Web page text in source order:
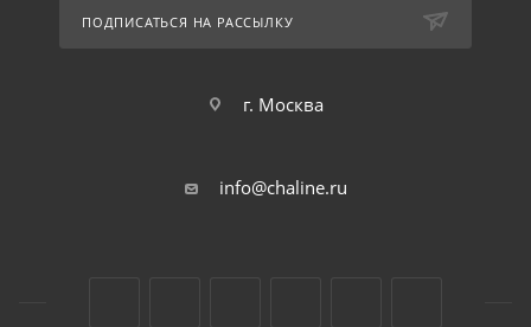
ПОДПИСАТЬСЯ НА РАССЫЛКУ
г. Москва
info@chaline.ru